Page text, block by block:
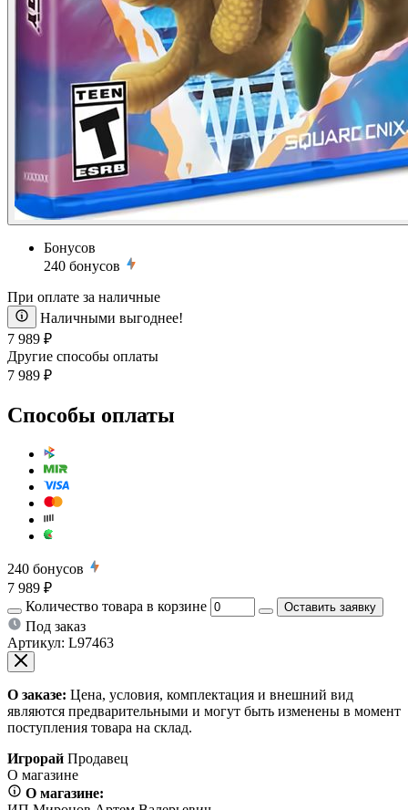
Бонусов
240 бонусов
При оплате за наличные
Наличными выгоднее!
7 989 ₽
Другие способы оплаты
7 989 ₽
Способы оплаты
240 бонусов
7 989 ₽
Количество товара в корзине
Оставить заявку
Под заказ
Артикул: L97463
О заказе: Цена, условия, комплектация и внешний вид
являются предварительными и могут быть изменены в момент
поступления товара на склад.
Игрорай Продавец
О магазине
О магазине: